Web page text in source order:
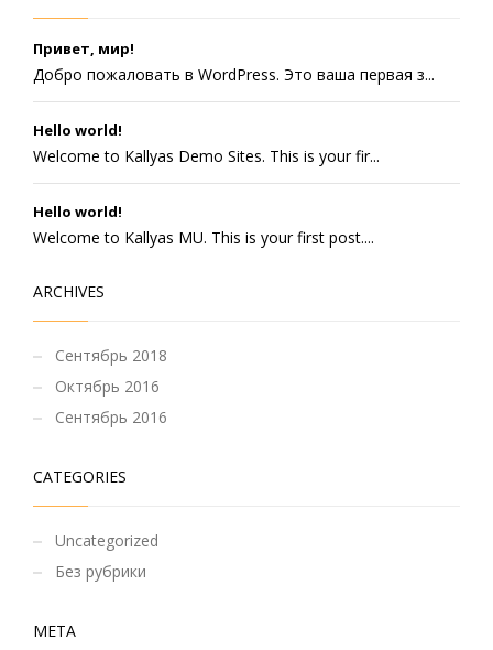
Привет, мир!
Добро пожаловать в WordPress. Это ваша первая з...
Hello world!
Welcome to Kallyas Demo Sites. This is your fir...
Hello world!
Welcome to Kallyas MU. This is your first post....
ARCHIVES
Сентябрь 2018
Октябрь 2016
Сентябрь 2016
CATEGORIES
Uncategorized
Без рубрики
МЕТА